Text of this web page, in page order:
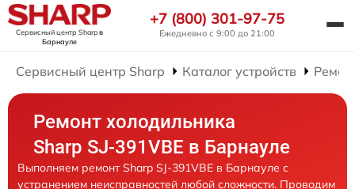
Сервисный центр Sharpв
Барнауле
+7 (800) 301-97-75
Ежедневно с 9:00 до 21:00
Сервисный центр Sharp Каталог устройств
Ремонт холодильника
Sharp SJ-391VBE в Барнауле
Выполняем ремонт Sharp SJ-391VBE в Барнауле с
устранением неисправностей любой сложности. Проводим